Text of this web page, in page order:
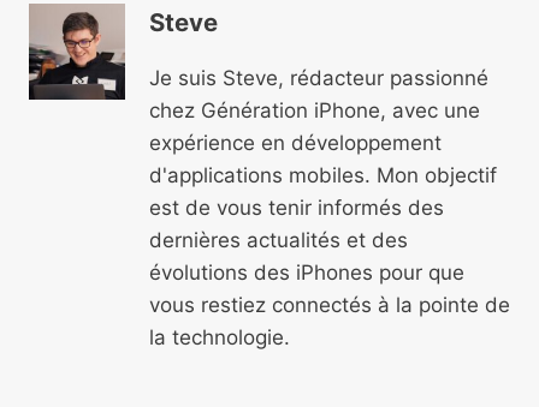
Steve
Je suis Steve, rédacteur passionné
chez Génération iPhone, avec une
expérience en développement
d'applications mobiles. Mon objectif
est de vous tenir informés des
dernières actualités et des
évolutions des iPhones pour que
vous restiez connectés à la pointe de
la technologie.